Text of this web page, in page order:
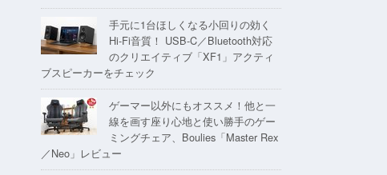
手元に1台ほしくなる小回りの効く
Hi-Fi音質！ USB-C／Bluetooth対応
のクリエイティブ「XF1」アクティ
ブスピーカーをチェック
ゲーマー以外にもオススメ！他と一
線を画す座り心地と使い勝手のゲー
ミングチェア、Boulies「Master Rex
／Neo」レビュー